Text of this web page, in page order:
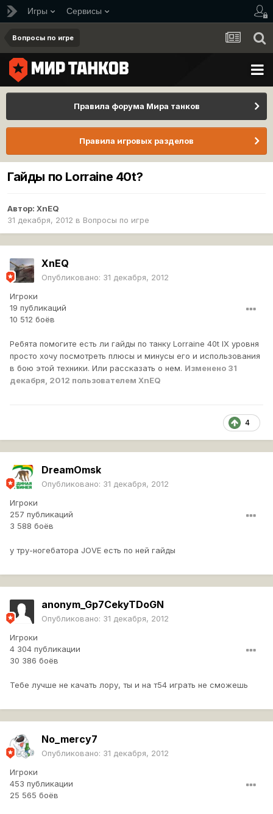
Игры Сервисы
Вопросы по игре
Правила форума Мира танков
Правила игровых разделов
Гайды по Lorraine 40t?
Автор: XnEQ
31 декабря, 2012 в Вопросы по игре
XnEQ
Опубликовано: 31 декабря, 2012
Игроки
19 публикаций
10 512 боёв
Ребята помогите есть ли гайды по танку Lorraine 40t IX уровня
просто хочу посмотреть плюсы и минусы его и использования
в бою этой техники. Или рассказать о нем. Изменено 31
декабря, 2012 пользователем XnEQ
4
DreamOmsk
Опубликовано: 31 декабря, 2012
Игроки
257 публикаций
3 588 боёв
у тру-ногебатора JOVE есть по ней гайды
anonym_Gp7CekyTDoGN
Опубликовано: 31 декабря, 2012
Игроки
4 304 публикации
30 386 боёв
Тебе лучше не качать лору, ты и на т54 играть не сможешь
No_mercy7
Опубликовано: 31 декабря, 2012
Игроки
453 публикации
25 565 боёв